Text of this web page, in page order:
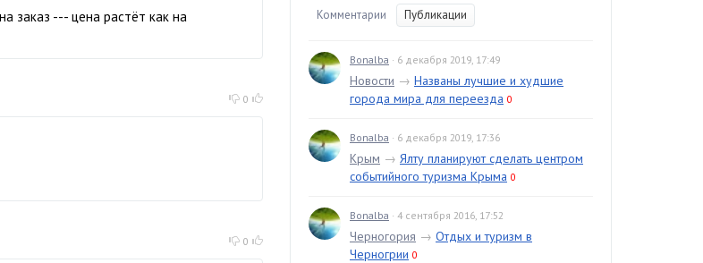
заказ --- цена растёт как на
0
0
Комментарии Публикации
Bonalba · 6 декабря 2019, 17:49
Новости → Названы лучшие и худшие
города мира для переезда 0
Bonalba · 6 декабря 2019, 17:36
Крым → Ялту планируют сделать центром
событийного туризма Крыма 0
Bonalba · 4 сентября 2016, 17:52
Черногория → Отдых и туризм в
Черногрии 0